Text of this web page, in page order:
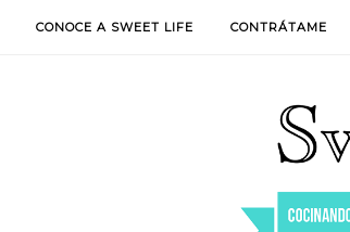
CONOCE A SWEET LIFE CONTRÁTAME